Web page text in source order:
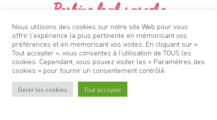
Stationnerà Oullins
Parking le plus proche
No results found.
Nous utilisons des cookies sur notre site Web pour vous
offrir l'expérience la plus pertinente en mémorisant vos
préférences et en mémorisant vos visites. En cliquant sur «
Tout accepter », vous consentez à l'utilisation de TOUS les
cookies. Cependant, vous pouvez visiter les « Paramètres des
cookies » pour fournir un consentement contrôlé.
Gérer les cookies Tout accepter